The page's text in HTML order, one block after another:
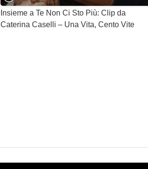
Insieme a Te Non Ci Sto Più: Clip da
Caterina Caselli – Una Vita, Cento Vite